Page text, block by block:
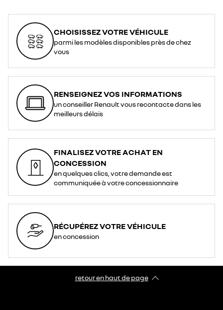
CHOISISSEZ VOTRE VÉHICULE
parmi les modèles disponibles près de chez
vous
RENSEIGNEZ VOS INFORMATIONS
un conseiller Renault vous recontacte dans les
meilleurs délais
FINALISEZ VOTRE ACHAT EN
CONCESSION
en quelques clics, votre demande est
communiquée à votre concessionnaire
RÉCUPÉREZ VOTRE VÉHICULE
en concession
retour en haut de page​